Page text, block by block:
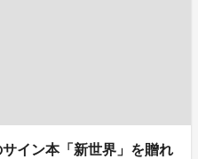
イン本「新世界」を贈れ